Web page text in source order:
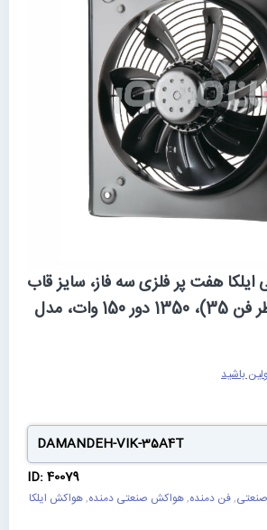
هفت پر فلزی سه فاز، سایز قاب
45*45 سانت (قطر فن 35)، 1350 دور 150 وات، مدل
باشید
DAMANDEH-VIK-35A4T
ID: 40079
,فن دمنده,هواکش صنعتی دمنده,هواکش ایلکا